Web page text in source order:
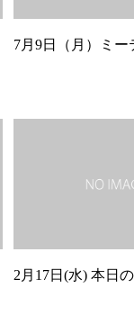
7月9日（月）ミー
2月17日(水) 本日